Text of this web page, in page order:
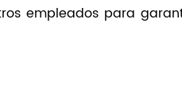
empleados para